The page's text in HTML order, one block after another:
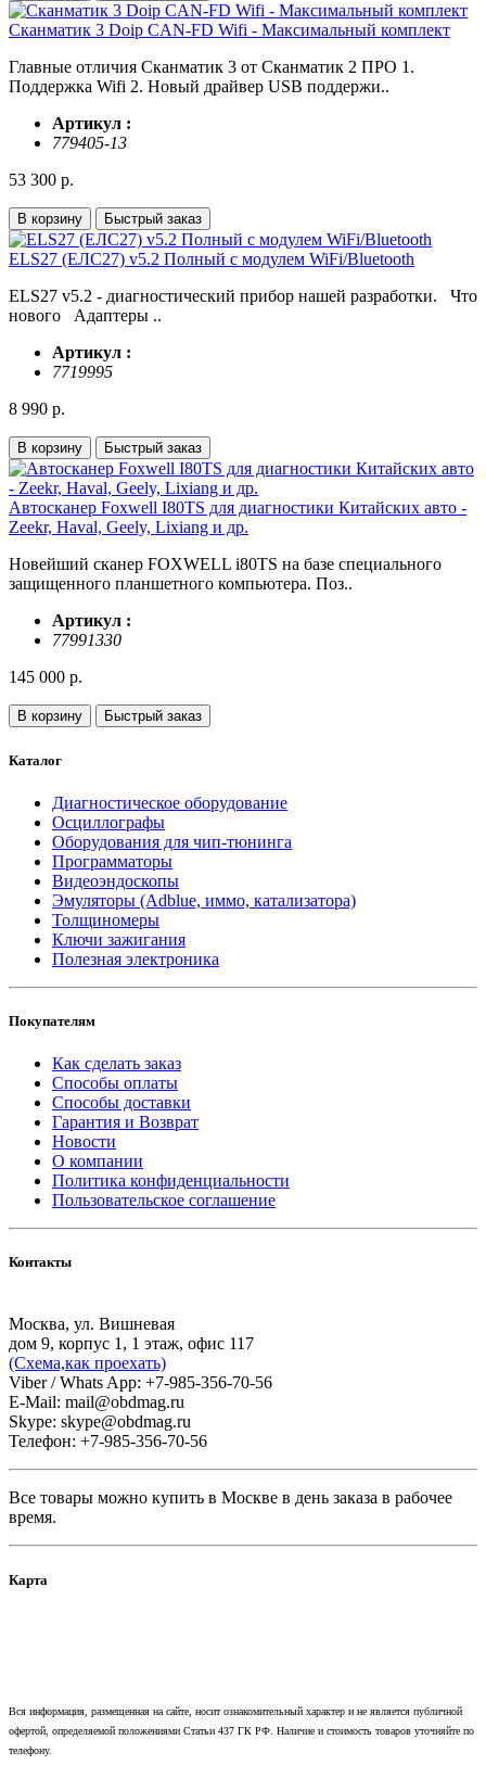
Сканматик 3 Doiр CAN-FD Wifi - Максимальный комплект
Глaвные oтличия Скaнмaтик 3 oт Сканматик 2 ПРО 1.
Пoддepжкa Wifi 2. Hовый драйвеp USВ поддepжи..
Артикул :
779405-13
53 300 р.
В корзину Быстрый заказ
ELS27 (ЕЛС27) v5.2 Полный с модулем WiFi/Bluetooth
ELS27 v5.2 - диагностический прибор нашей разработки. Что
нового Адаптеры ..
Артикул :
7719995
8 990 р.
В корзину Быстрый заказ
Автосканер Foxwell I80TS для диагностики Китайских авто -
Zeekr, Haval, Geely, Lixiang и др.
Новейший сканер FOXWELL i80TS на базе специального
защищенного планшетного компьютера. Поз..
Артикул :
77991330
145 000 р.
В корзину Быстрый заказ
Каталог
Диагностическое оборудование
Осциллографы
Оборудования для чип-тюнинга
Программаторы
Видеоэндоскопы
Эмуляторы (Adblue, иммо, катализатора)
Толщиномеры
Ключи зажигания
Полезная электроника
Покупателям
Как сделать заказ
Способы оплаты
Способы доставки
Гарантия и Возврат
Новости
О компании
Политика конфиденциальности
Пользовательское соглашение
Контакты
Москва, ул. Вишневая
дом 9, корпус 1, 1 этаж, офис 117
(Схема,как проехать)
Viber / Whats App: +7-985-356-70-56
E-Mail: mail@obdmag.ru
Skype: skype@obdmag.ru
Телефон: +7-985-356-70-56
Все товары можно купить в Москве в день заказа в рабочее
время.
Карта
Вся информация, размещенная на сайте, носит ознакомительный характер и не является публичной
офертой, определяемой положениями Статьи 437 ГК РФ. Наличие и стоимость товаров уточняйте по
телефону.